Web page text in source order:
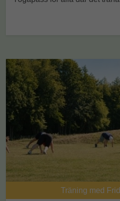
Träning med